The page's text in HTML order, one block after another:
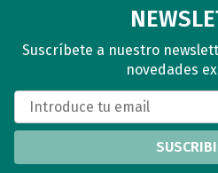
Suscríbete a nuestro
novedades